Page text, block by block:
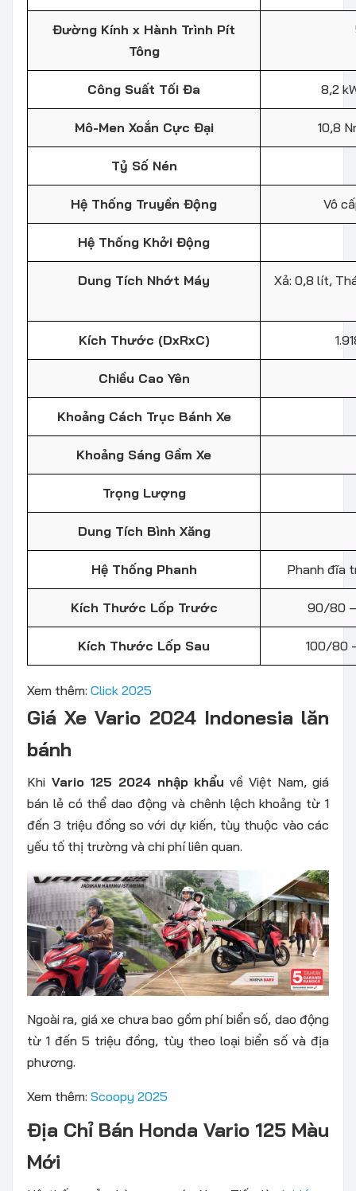
Đường Kính x Hành Trình Pít
Tông
Công Suất Tối Đa 8,2
Mô-Men Xoắn Cực Đại 10,8
Tỷ Số Nén
Hệ Thống Truyền Động Vô
Hệ Thống Khởi Động
Dung Tích Nhớt Máy Xả: 0,8 lít,
Kích Thước (DxRxC)
Chiều Cao Yên
Khoảng Cách Trục Bánh Xe
Khoảng Sáng Gầm Xe
Trọng Lượng
Dung Tích Bình Xăng
Hệ Thống Phanh Phanh đĩa
Kích Thước Lốp Trước 90/80 –
Kích Thước Lốp Sau 100/80
Xem thêm: Click 2025
Giá Xe Vario 2024 Indonesia lăn
bánh
Khi Vario 125 2024 nhập khẩu về Việt Nam, giá
bán lẻ có thể dao động và chênh lệch khoảng từ 1
đến 3 triệu đồng so với dự kiến, tùy thuộc vào các
yếu tố thị trường và chi phí liên quan.
Ngoài ra, giá xe chưa bao gồm phí biển số, dao động
từ 1 đến 5 triệu đồng, tùy theo loại biển số và địa
phương.
Xem thêm: Scoopy 2025
Địa Chỉ Bán Honda Vario 125 Màu
Mới